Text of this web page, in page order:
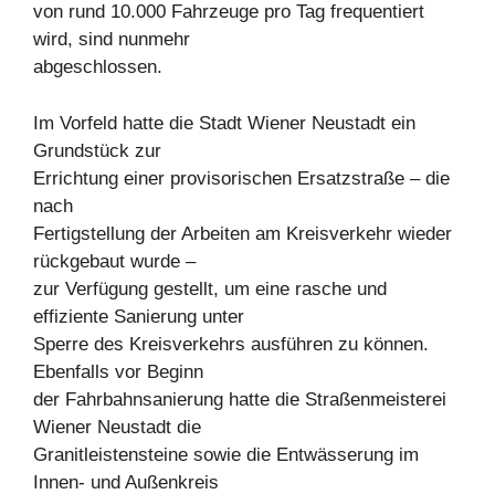
von rund 10.000 Fahrzeuge pro Tag frequentiert
wird, sind nunmehr
abgeschlossen.
Im Vorfeld hatte die Stadt Wiener Neustadt ein
Grundstück zur
Errichtung einer provisorischen Ersatzstraße – die
nach
Fertigstellung der Arbeiten am Kreisverkehr wieder
rückgebaut wurde –
zur Verfügung gestellt, um eine rasche und
effiziente Sanierung unter
Sperre des Kreisverkehrs ausführen zu können.
Ebenfalls vor Beginn
der Fahrbahnsanierung hatte die Straßenmeisterei
Wiener Neustadt die
Granitleistensteine sowie die Entwässerung im
Innen- und Außenkreis